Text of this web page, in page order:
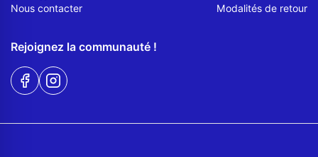
Nous contacter
Modalités de retour
Rejoignez la communauté !